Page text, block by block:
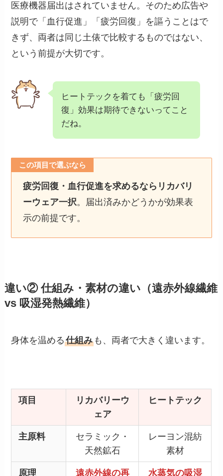
医療機器届出はされていません。そのため広告や
説明で「血行促進」「疲労回復」を謳うことはで
きず、両者は同じ土俵で比較するものではない、
という前提が大切です。
ヒートテックを着ても「疲労回
復」効果は期待できないってこと
だね。
この項目で選ぶなら
疲労回復・血行促進を求めるならリカバリ
ーウェア一択。届出済みかどうかが効果表
示の前提です。
違い② 仕組み・素材の違い（遠赤外線繊維
vs 吸湿発熱繊維）
身体を温める仕組み も、両者で大きく違います。
項目
リカバリーウ
ェア
ヒートテック
主原料
セラミック・
天然鉱石
レーヨン混紡
素材
原理
遠赤外線の再
水蒸気の吸湿